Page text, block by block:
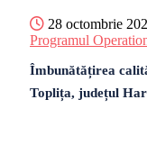
28 octombrie
Programul
Îmbunătățirea
Toplița, județul